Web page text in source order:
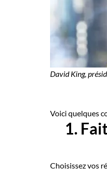
David King,
Voici quelques
1.
Choisissez vos